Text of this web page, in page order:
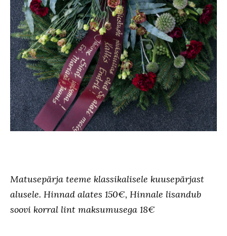
Matusepärja teeme klassikalisele kuusepärjast
alusele. Hinnad alates 150€, Hinnale lisandub
soovi korral lint maksumusega 18€